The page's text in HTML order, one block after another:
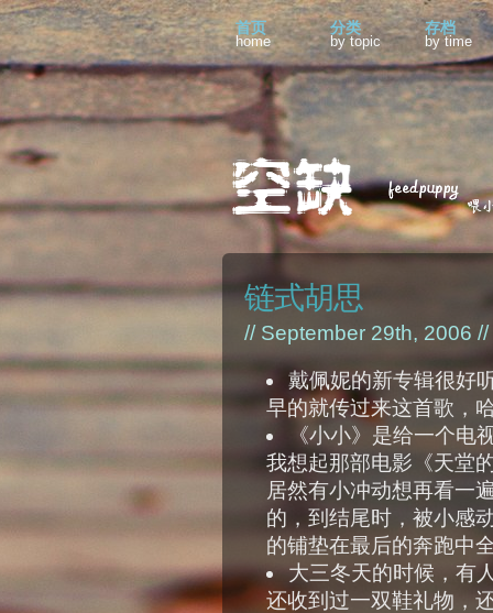
首页
home
分类
by topic
存档
by time
链式胡思
// September 29th, 2006 //
戴佩妮的新专辑很好
早的就传过来这首歌，
《小小》是给一个电
我想起那部电影《天堂
居然有小冲动想再看一
的，到结尾时，被小感
的铺垫在最后的奔跑中
大三冬天的时候，有
还收到过一双鞋礼物，